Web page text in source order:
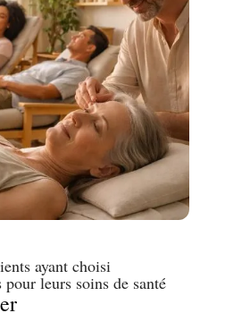
ayant choisi
leurs soins de santé